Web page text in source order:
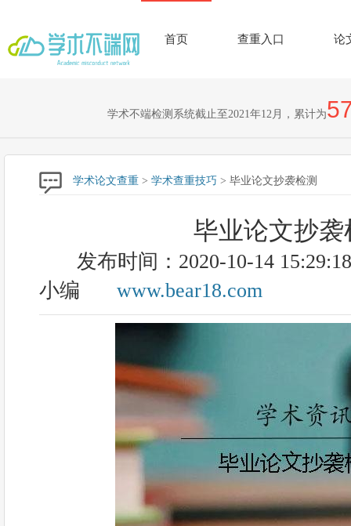
首页 查重入口 论
学术不端检测系统截止至2021年12月，累计为
学术论文查重 > 学术查重技巧 > 毕业论文抄袭检测
毕业论文抄袭
发布时间：2020-10-14 15:29:18
小编
www.bear18.com